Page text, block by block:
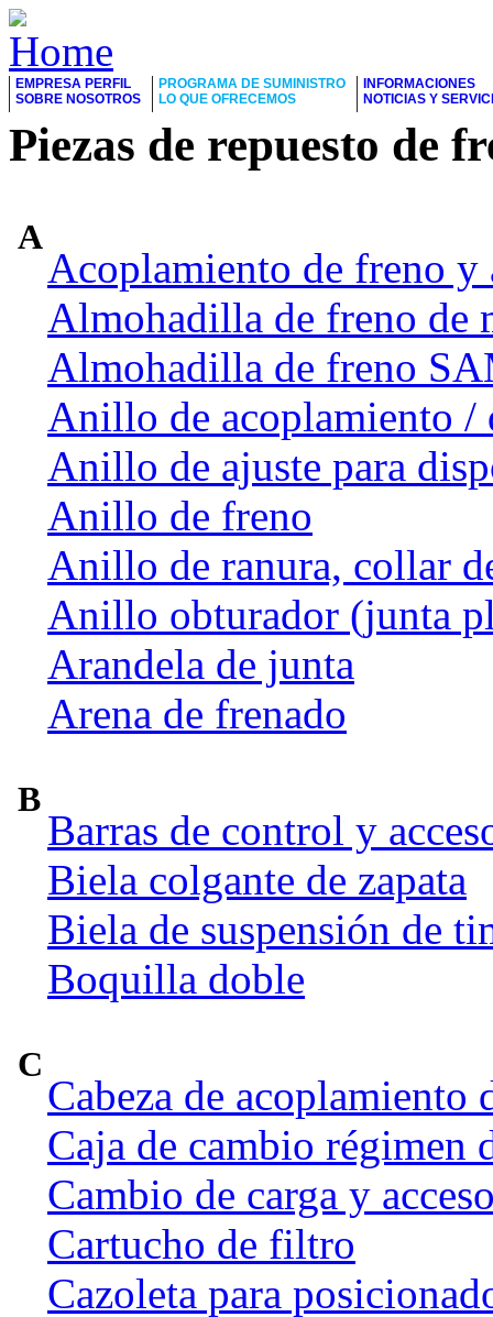
EMPRESA PERFIL
SOBRE NOSOTROS
PROGRAMA DE SUMINISTRO
LO QUE OFRECEMOS
INFORMACIONES
NOTICIAS Y
Piezas de repuesto de
A
Acoplamiento de freno y
Almohadilla de freno de
Almohadilla de freno
Anillo de acoplamiento /
Anillo de ajuste para
Anillo de freno
Anillo de ranura, collar
Anillo obturador (junta
Arandela de junta
Arena de frenado
B
Barras de control y
Biela colgante de zapata
Biela de suspensión de
Boquilla doble
C
Cabeza de acoplamiento
Caja de cambio régimen
Cambio de carga y
Cartucho de filtro
Cazoleta para